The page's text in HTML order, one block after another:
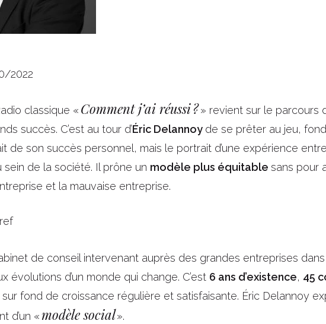
2022
classique « Comment j’ai réussi ?» revient sur le parcours
succès. C’est au tour d’Éric Delannoy de se prêter au jeu,
de son succès personnel, mais le portrait d’une expérience
sein de la société. Il prône un modèle plus équitable sans pour
et la mauvaise entreprise.
de conseil intervenant auprès des grandes entreprises
évolutions d’un monde qui change. C’est 6 ans d’existence, 45
sur fond de croissance régulière et satisfaisante. Éric Delannoy
d’un «modèle social».